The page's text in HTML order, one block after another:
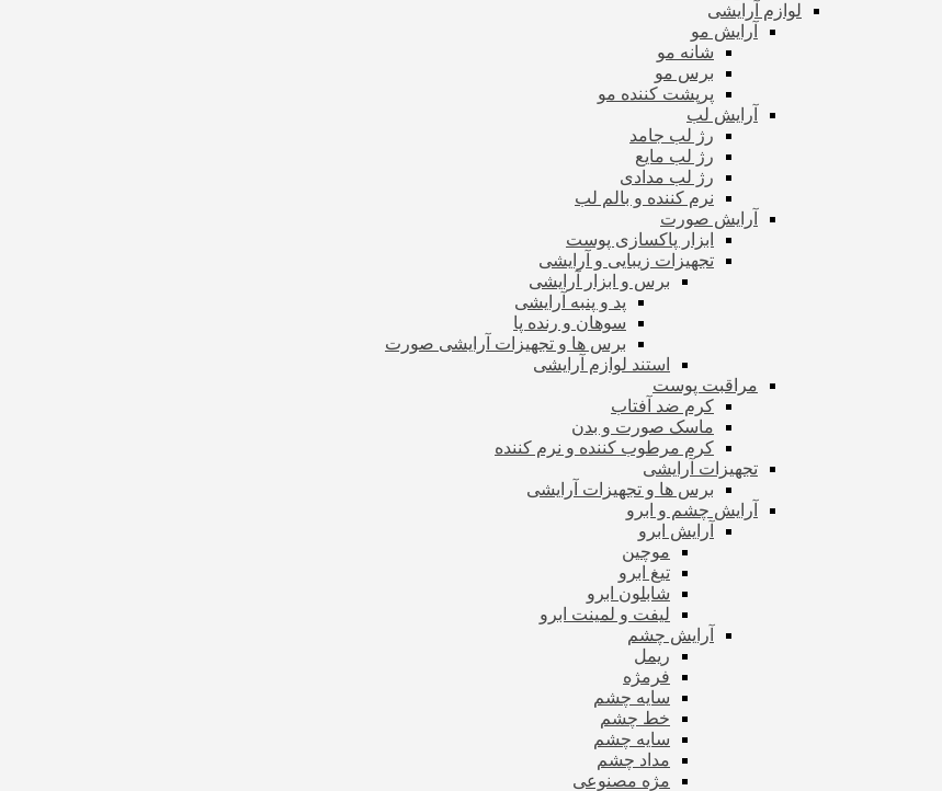
لوازم آرایشی
آرایش مو
شانه مو
برس مو
پرپشت کننده مو
آرایش لب
رژ لب جامد
رژ لب مایع
رژ لب مدادی
نرم کننده و بالم لب
آرایش صورت
ابزار پاکسازی پوست
تجهیزات زیبایی و آرایشی
برس و ابزار آرایشی
پد و پنبه آرایشی
سوهان و رنده پا
برس ها و تجهیزات آرایشی صورت
استند لوازم آرایشی
مراقبت پوست
کرم ضد آفتاب
ماسک صورت و بدن
کرم مرطوب کننده و نرم کننده
تجهیزات آرایشی
برس ها و تجهیزات آرایشی
آرایش چشم و ابرو
آرایش ابرو
موچین
تیغ ابرو
شابلون ابرو
لیفت و لمینت ابرو
آرایش چشم
ریمل
فرمژه
سایه چشم
خط چشم
سایه چشم
مداد چشم
مژه مصنوعی